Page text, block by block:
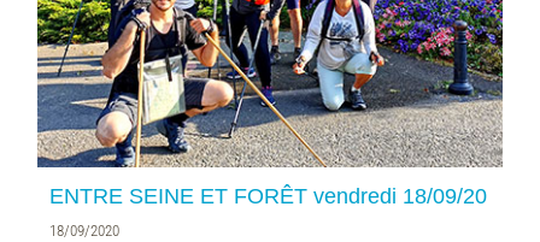
ENTRE SEINE ET FORÊT vendredi 18/09/20
18/09/2020